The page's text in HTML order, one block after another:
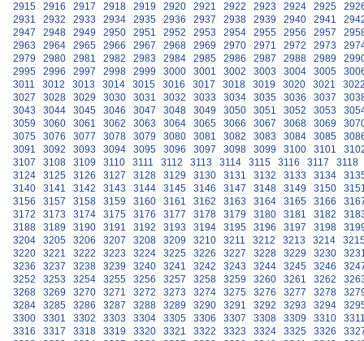
2915
2916 2917 2918 2919 2920 2921 2922 2923 2924 2925
2931
2932 2933 2934 2935 2936 2937 2938 2939 2940 2941
2947
2948 2949 2950 2951 2952 2953 2954 2955 2956 2957
2963
2964 2965 2966 2967 2968 2969 2970 2971 2972 2973
2979
2980 2981 2982 2983 2984 2985 2986 2987 2988 2989
2995
2996 2997 2998 2999 3000 3001 3002 3003 3004 3005
3011
3012 3013 3014 3015 3016 3017 3018 3019 3020 3021
3027
3028 3029 3030 3031 3032 3033 3034 3035 3036 3037
3043
3044 3045 3046 3047 3048 3049 3050 3051 3052 3053
3059
3060 3061 3062 3063 3064 3065 3066 3067 3068 3069
3075
3076 3077 3078 3079 3080 3081 3082 3083 3084 3085
3091
3092 3093 3094 3095 3096 3097 3098 3099 3100 3101
3107
3108 3109 3110 3111 3112 3113 3114 3115 3116 3117
3118
3124
3125 3126 3127 3128 3129 3130 3131 3132 3133 3134
3140
3141 3142 3143 3144 3145 3146 3147 3148 3149 3150
3156
3157 3158 3159 3160 3161 3162 3163 3164 3165 3166
3172
3173 3174 3175 3176 3177 3178 3179 3180 3181 3182
3188
3189 3190 3191 3192 3193 3194 3195 3196 3197 3198
3204
3205 3206 3207 3208 3209 3210 3211 3212 3213 3214
3220
3221 3222 3223 3224 3225 3226 3227 3228 3229 3230
3236
3237 3238 3239 3240 3241 3242 3243 3244 3245 3246
3252
3253 3254 3255 3256 3257 3258 3259 3260 3261 3262
3268
3269 3270 3271 3272 3273 3274 3275 3276 3277 3278
3284
3285 3286 3287 3288 3289 3290 3291 3292 3293 3294
3300
3301 3302 3303 3304 3305 3306 3307 3308 3309 3310
3316
3317 3318 3319 3320 3321 3322 3323 3324 3325 3326